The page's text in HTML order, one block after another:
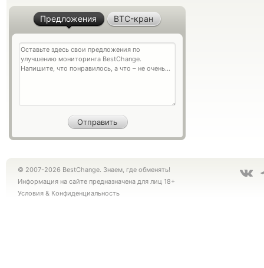
Предложения BTC-кран
© 2007-2026 BestChange. Знаем, где обменять!
Информация на сайте предназначена для лиц 18+
Условия & Конфиденциальность